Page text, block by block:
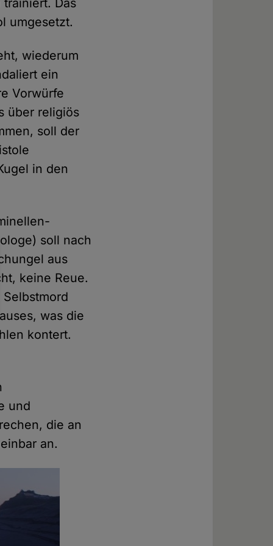
Das
umgesetzt.
wiederum
ein
Vorwürfe
über religiös
soll der
in den
soll nach
aus
keine Reue.
was die
kontert.
und
die an
an.